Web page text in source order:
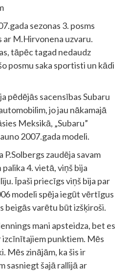
sezonas 3. posms
ar M.Hirvonena uzvaru.
tāpēc tagad nedaudz
posmu saka sportisti un kādi
pēdējās sacensības Subaru
jo jau nākamajā
Meksikā, „Subaru”
2007.gada modeli.
zaudēja savam
4. vietā, viņš bija
Īpaši priecīgs viņš bija par
modeli spēja iegūt vērtīgus
beigās varētu būt izšķiroši.
mani apsteidza, bet es
izcīnītajiem punktiem. Mēs
Mēs zinājām, ka šis ir
sasniegt šajā rallijā ar